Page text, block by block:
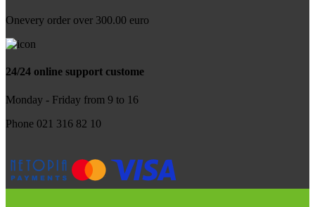
Onevery order over 300.00 euro
24/24 online support custome
Monday - Friday from 9 to 16
Phone 021 316 82 10